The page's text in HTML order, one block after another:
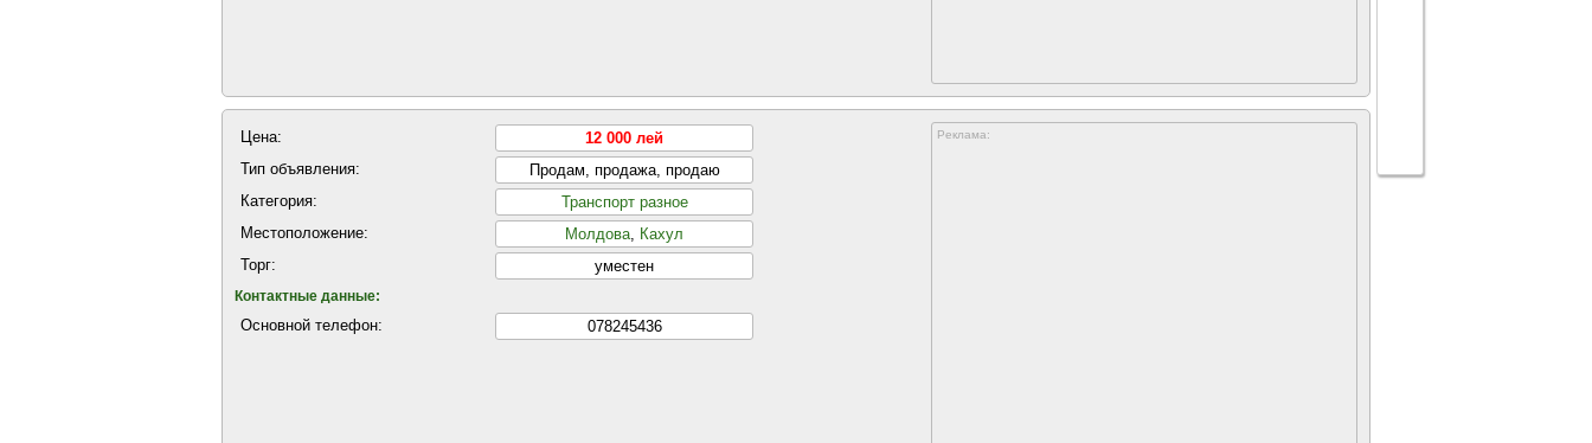
Цена:
12 000 лей
Тип объявления:
Продам, продажа, продаю
Категория:
Транспорт разное
Местоположение:
Молдова, Кахул
Торг:
уместен
Контактные данные:
Основной телефон: 078245436
Реклама: